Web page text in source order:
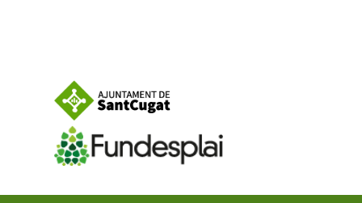
Memòria d'activitats
Proposta educativa
ACTUALITAT